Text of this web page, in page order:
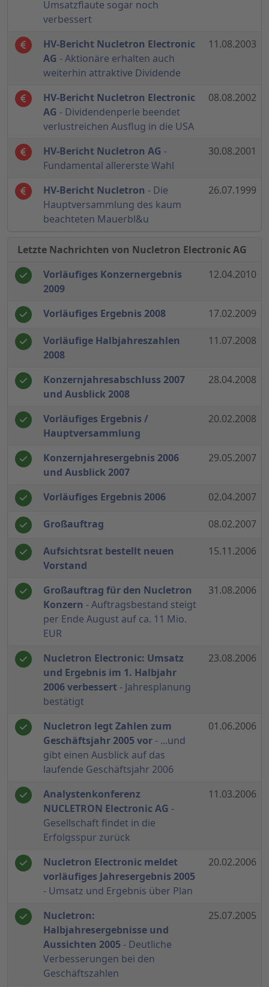
Umsatzflaute sogar noch
verbessert
HV-Bericht Nucletron Electronic
AG - Aktionäre erhalten auch
weiterhin attraktive Dividende
11.08.2003
HV-Bericht Nucletron Electronic
AG - Dividendenperle beendet
verlustreichen Ausflug in die USA
08.08.2002
HV-Bericht Nucletron AG -
Fundamental allererste Wahl
30.08.2001
HV-Bericht Nucletron - Die
Hauptversammlung des kaum
beachteten Mauerbl&u
26.07.1999
Letzte Nachrichten von Nucletron Electronic AG
Vorläufiges Konzernergebnis
2009
12.04.2010
Vorläufiges Ergebnis 2008 17.02.2009
Vorläufige Halbjahreszahlen
2008
11.07.2008
Konzernjahresabschluss 2007
und Ausblick 2008
28.04.2008
Vorläufiges Ergebnis /
Hauptversammlung
20.02.2008
Konzernjahresergebnis 2006
und Ausblick 2007
29.05.2007
Vorläufiges Ergebnis 2006 02.04.2007
Großauftrag 08.02.2007
Aufsichtsrat bestellt neuen
Vorstand
15.11.2006
Großauftrag für den Nucletron
Konzern - Auftragsbestand steigt
per Ende August auf ca. 11 Mio.
EUR
31.08.2006
Nucletron Electronic: Umsatz
und Ergebnis im 1. Halbjahr
2006 verbessert - Jahresplanung
bestätigt
23.08.2006
Nucletron legt Zahlen zum
Geschäftsjahr 2005 vor- ...und
gibt einen Ausblick auf das
laufende Geschäftsjahr 2006
01.06.2006
Analystenkonferenz
NUCLETRON Electronic AG -
Gesellschaft findet in die
Erfolgsspur zurück
11.03.2006
Nucletron Electronic meldet
vorläufiges Jahresergebnis 2005
- Umsatz und Ergebnis über Plan
20.02.2006
Nucletron:
Halbjahresergebnisse und
Aussichten 2005 - Deutliche
Verbesserungen bei den
Geschäftszahlen
25.07.2005